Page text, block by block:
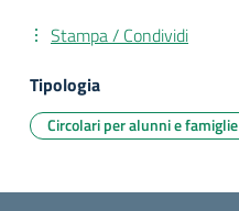
Stampa / Condividi
Tipologia
Circolari per alunni e famiglie